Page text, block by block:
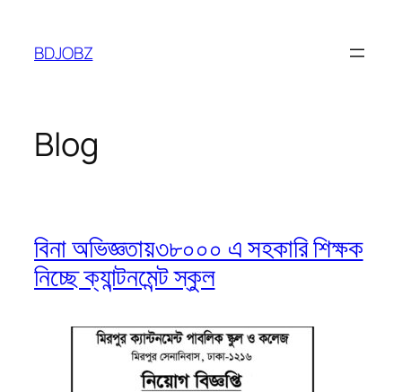
content
BDJOBZ
Blog
বিনা অভিজ্ঞতায়৩৮০০০ এ সহকারি শিক্ষক
নিচ্ছে ক্যান্টনমেন্ট স্কুল